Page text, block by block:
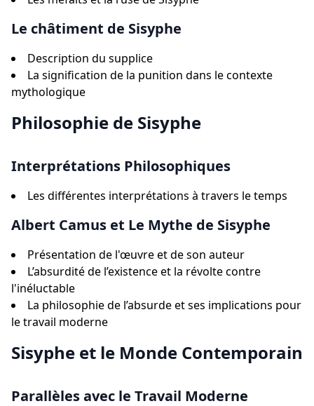
Le châtiment de Sisyphe
Description du supplice
La signification de la punition dans le contexte
mythologique
Philosophie de Sisyphe
Interprétations Philosophiques
Les différentes interprétations à travers le temps
Albert Camus et Le Mythe de Sisyphe
Présentation de l'œuvre et de son auteur
L’absurdité de l’existence et la révolte contre
l'inéluctable
La philosophie de l’absurde et ses implications pour
le travail moderne
Sisyphe et le Monde Contemporain
Parallèles avec le Travail Moderne